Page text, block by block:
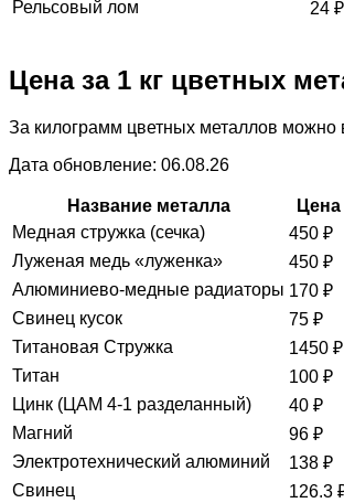
Рельсовый лом
24 ₽
Цена за 1 кг цветных
За килограмм цветных металлов можно
Дата обновление: 06.08.26
Название металла
Цена
Медная стружка (сечка)
450 ₽
Луженая медь «луженка»
450 ₽
Алюминиево-медные радиаторы 170 ₽
Свинец кусок
75 ₽
Титановая Стружка
1450 ₽
Титан
100 ₽
Цинк (ЦАМ 4-1 разделанный)
40 ₽
Магний
96 ₽
Электротехнический алюминий
138 ₽
Свинец
126.3